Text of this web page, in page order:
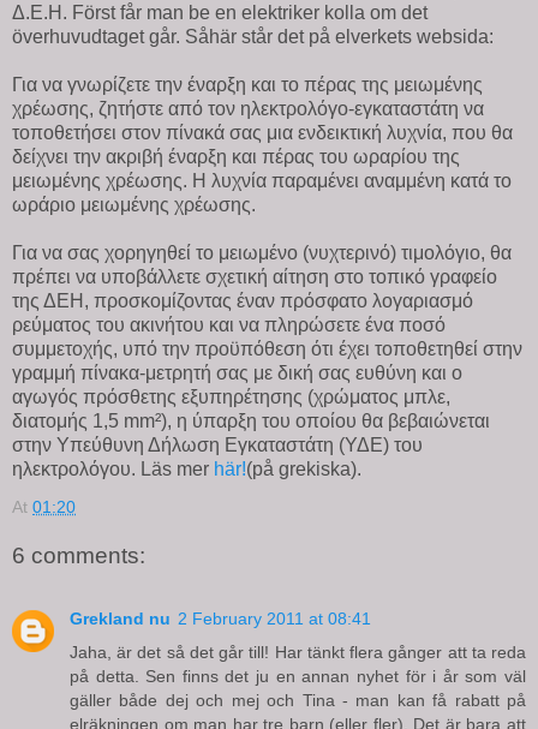
Δ.Ε.Η. Först får man be en elektriker kolla om det
överhuvudtaget går. Såhär står det på elverkets websida:
Για να γνωρίζετε την έναρξη και το πέρας της μειωμένης
χρέωσης, ζητήστε από τον ηλεκτρολόγο-εγκαταστάτη να
τοποθετήσει στον πίνακά σας μια ενδεικτική λυχνία, που θα
δείχνει την ακριβή έναρξη και πέρας του ωραρίου της
μειωμένης χρέωσης. Η λυχνία παραμένει αναμμένη κατά το
ωράριο μειωμένης χρέωσης.
Για να σας χορηγηθεί το μειωμένο (νυχτερινό) τιμολόγιο, θα
πρέπει να υποβάλλετε σχετική αίτηση στο τοπικό γραφείο
της ΔΕΗ, προσκομίζοντας έναν πρόσφατο λογαριασμό
ρεύματος του ακινήτου και να πληρώσετε ένα ποσό
συμμετοχής, υπό την προϋπόθεση ότι έχει τοποθετηθεί στην
γραμμή πίνακα-μετρητή σας με δική σας ευθύνη και ο
αγωγός πρόσθετης εξυπηρέτησης (χρώματος μπλε,
διατομής 1,5 mm²), η ύπαρξη του οποίου θα βεβαιώνεται
στην Υπεύθυνη Δήλωση Εγκαταστάτη (ΥΔΕ) του
ηλεκτρολόγου. Läs mer här!(på grekiska).
At 01:20
6 comments:
Grekland nu 2 February 2011 at 08:41
Jaha, är det så det går till! Har tänkt flera gånger att ta reda
på detta. Sen finns det ju en annan nyhet för i år som väl
gäller både dej och mej och Tina - man kan få rabatt på
elräkningen om man har tre barn (eller fler). Det är bara att